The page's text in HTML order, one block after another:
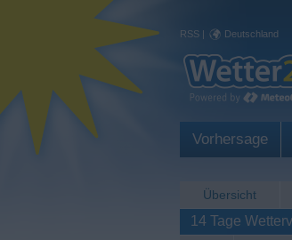
RSS | Deutschland
Vorhersage
Übersicht
14 Tage